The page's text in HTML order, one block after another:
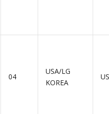
04
USA/LG
KOREA